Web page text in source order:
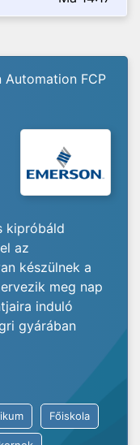
Automation FCP
kipróbáld
az
készülnek a
meg nap
induló
gyárában
Főiskola